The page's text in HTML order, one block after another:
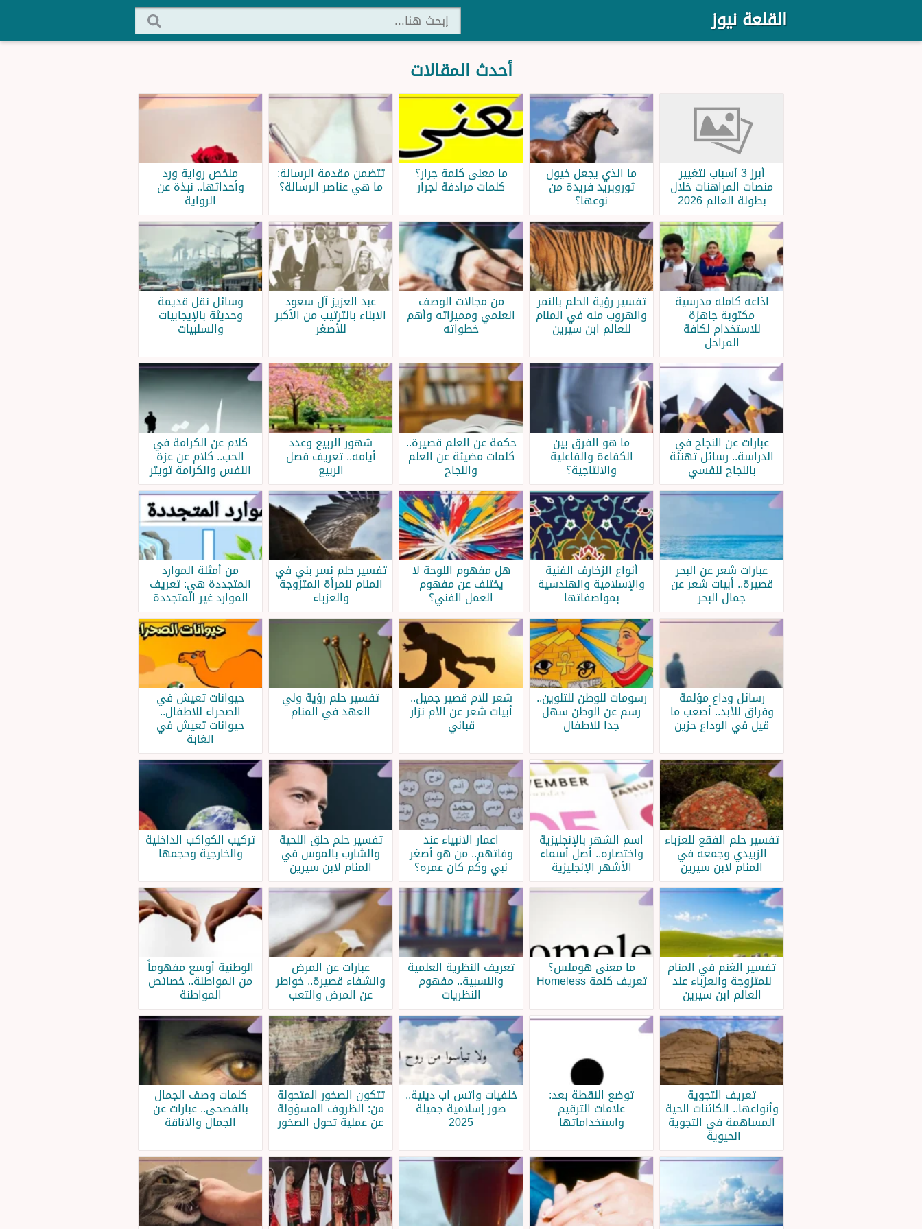
القلعة نيوز
أحدث المقالات
أبرز 3 أسباب لتغيير
منصات المراهنات خلال
بطولة العالم 2026
ما الذي يجعل خيول
ثوروبريد فريدة من
نوعها؟
ما معنى كلمة جرار؟
كلمات مرادفة لجرار
تتضمن مقدمة الرسالة:
ما هي عناصر الرسالة؟
ملخص رواية ورد
وأحداثها.. نبذة عن
الرواية
اذاعه كامله مدرسية
مكتوبة جاهزة
للاستخدام لكافة
المراحل
تفسير رؤية الحلم بالنمر
والهروب منه في المنام
للعالم ابن سيرين
من مجالات الوصف
العلمي ومميزاته وأهم
خطواته
عبد العزيز آل سعود
الابناء بالترتيب من الأكبر
للأصغر
وسائل نقل قديمة
وحديثة بالإيجابيات
والسلبيات
عبارات عن النجاح في
الدراسة.. رسائل تهنئة
بالنجاح لنفسي
ما هو الفرق بين
الكفاءة والفاعلية
والانتاجية؟
حكمة عن العلم قصيرة..
كلمات مضيئة عن العلم
والنجاح
شهور الربيع وعدد
أيامه.. تعريف فصل
الربيع
كلام عن الكرامة في
الحب.. كلام عن عزة
النفس والكرامة تويتر
عبارات شعر عن البحر
قصيرة.. أبيات شعر عن
جمال البحر
أنواع الزخارف الفنية
والإسلامية والهندسية
بمواصفاتها
هل مفهوم اللوحة لا
يختلف عن مفهوم
العمل الفني؟
تفسير حلم نسر بني في
المنام للمرأة المتزوجة
والعزباء
من أمثلة الموارد
المتجددة هي: تعريف
الموارد غير المتجددة
رسائل وداع مؤلمة
وفراق للأبد.. أصعب ما
قيل في الوداع حزين
رسومات للوطن للتلوين..
رسم عن الوطن سهل
جدا للاطفال
شعر للام قصير جميل..
أبيات شعر عن الأم نزار
قباني
تفسير حلم رؤية ولي
العهد في المنام
حيوانات تعيش في
الصحراء للاطفال..
حيوانات تعيش في
الغابة
تفسير حلم الفقع للعزباء
الزبيدي وجمعه في
المنام لابن سيرين
اسم الشهر بالإنجليزية
واختصاره.. أصل أسماء
الأشهر الإنجليزية
اعمار الانبياء عند
وفاتهم.. من هو أصغر
نبي وكم كان عمره؟
تفسير حلم حلق اللحية
والشارب بالموس في
المنام لابن سيرين
تركيب الكواكب الداخلية
والخارجية وحجمها
تفسير الغنم في المنام
للمتزوجة والعزباء عند
العالم ابن سيرين
ما معنى هوملس؟
تعريف كلمة Homeless
تعريف النظرية العلمية
والنسبية.. مفهوم
النظريات
عبارات عن المرض
والشفاء قصيرة.. خواطر
عن المرض والتعب
الوطنية أوسع مفهوماً
من المواطنة.. خصائص
المواطنة
تعريف التجوية
وأنواعها.. الكائنات الحية
المساهمة في التجوية
الحيوية
توضع النقطة بعد:
علامات الترقيم
واستخداماتها
خلفيات واتس اب دينية..
صور إسلامية جميلة
2025
تتكون الصخور المتحولة
من: الظروف المسؤولة
عن عملية تحول الصخور
كلمات وصف الجمال
بالفصحى.. عبارات عن
الجمال والاناقة